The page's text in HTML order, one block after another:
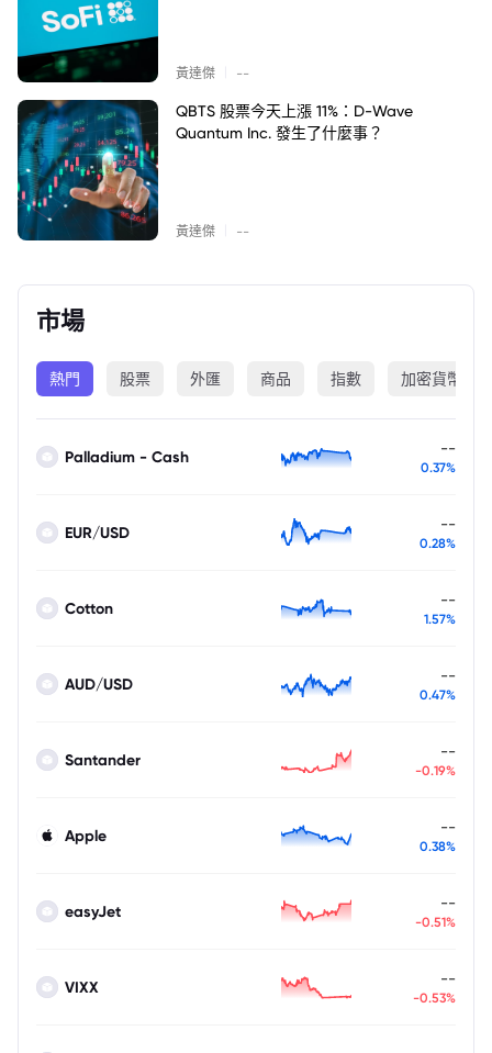
黃達傑 --
QBTS 股票今天上漲 11%：D-Wave
Quantum Inc. 發生了什麼事？
黃達傑 --
市場
熱門 股票 外匯 商品 指數 加密貨幣
Palladium - Cash --
0.37%
EUR/USD --
0.28%
Cotton --
1.57%
AUD/USD --
0.47%
Santander --
-0.19%
Apple --
0.38%
easyJet --
-0.51%
VIXX --
-0.53%